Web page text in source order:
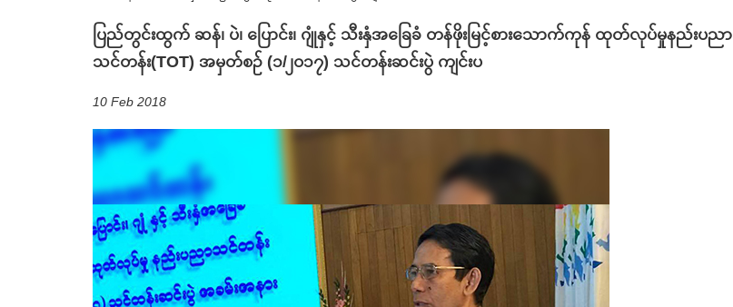
ပြည်တွင်းထွက် ဆန်၊ ပဲ၊ ပြောင်း၊ ဂျုံနှင့် သီးနှံအခြေခံ တန်ဖိုးမြင့်စားသောက်ကုန် ထုတ်လုပ်မှုနည်းပညာ
သင်တန်း(TOT) အမှတ်စဉ် (၁/၂၀၁၇) သင်တန်းဆင်းပွဲ ကျင်းပ
10 Feb 2018